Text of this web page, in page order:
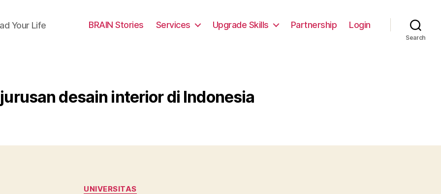
Your Life BRAIN Stories Services Upgrade Skills Partnership Login
Search
jurusan desain interior di Indonesia
Categories
UNIVERSITAS